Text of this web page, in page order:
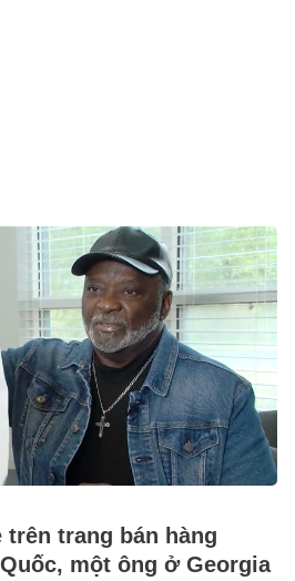
trên trang bán hàng
một ông ở Georgia